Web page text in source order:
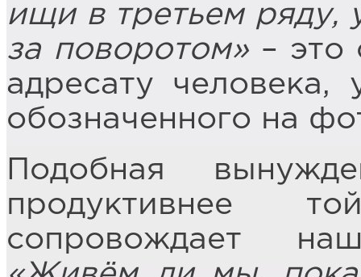
ищи в третьем ряду,
за поворотом»– это
адресату
обозначенного на
Подобная
продуктивнее
сопровождает